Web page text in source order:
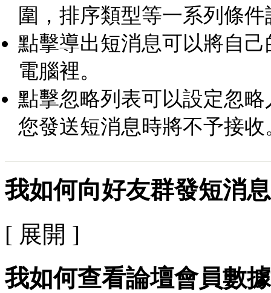
圍，排序類型等一系列條
點擊導出短消息可以將自
電腦裡。
點擊忽略列表可以設定忽
您發送短消息時將不予接收
我如何向好友群發短消息
[ 展開 ]
我如何查看論壇會員數據